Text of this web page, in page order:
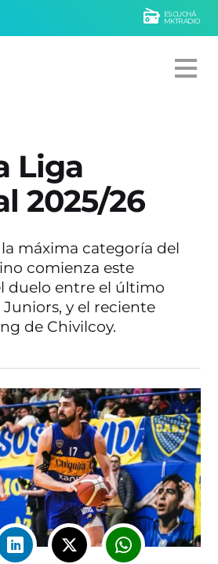
ESCUCHÁ
MKTRADIO
Liga
2025/26
máxima categoría del
comienza este
duelo entre el último
y el reciente
de Chivilcoy.